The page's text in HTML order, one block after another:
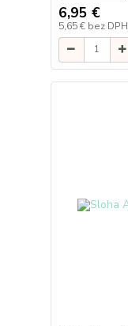
6,95 €
5,65 € bez DPH